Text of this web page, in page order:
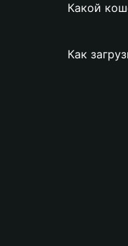
Какой
Как